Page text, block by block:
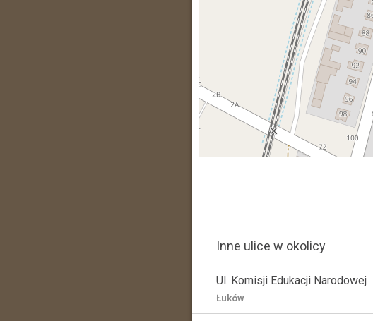
Inne ulice w okolicy
Ul. Komisji Edukacji Narodowej
Łuków